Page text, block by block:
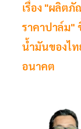
เรื่อง "ผลิต
ราคาปาล์ม"
น้ำมันของไ
อนาคต